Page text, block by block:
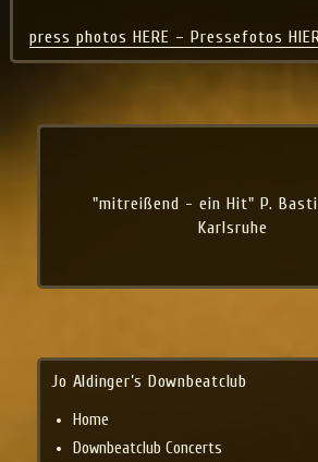
press photos HERE – Pressefotos
Karlsruhe
Jo Aldinger’s Downbeatclub
Home
Downbeatclub Concerts